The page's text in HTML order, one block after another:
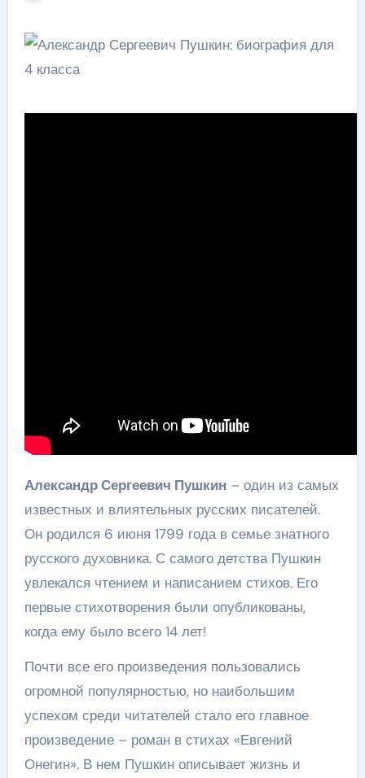
Александр Сергеевич Пушкин – один из самых
известных и влиятельных русских писателей.
Он родился 6 июня 1799 года в семье знатного
русского духовника. С самого детства Пушкин
увлекался чтением и написанием стихов. Его
первые стихотворения были опубликованы,
когда ему было всего 14 лет!
Почти все его произведения пользовались
огромной популярностью, но наибольшим
успехом среди читателей стало его главное
произведение – роман в стихах «Евгений
Онегин». В нем Пушкин описывает жизнь и